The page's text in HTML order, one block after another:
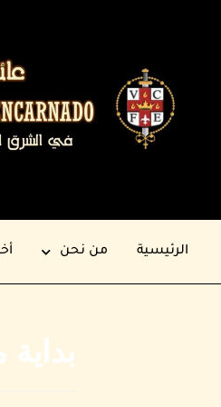
الرئيسية من نحن